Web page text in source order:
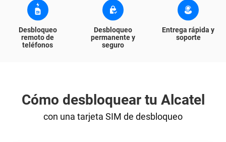
Desbloqueo
remoto de
teléfonos
Desbloqueo
permanente y
seguro
Entrega rápida y
soporte
Cómo desbloquear tu Alcatel
con una tarjeta SIM de desbloqueo